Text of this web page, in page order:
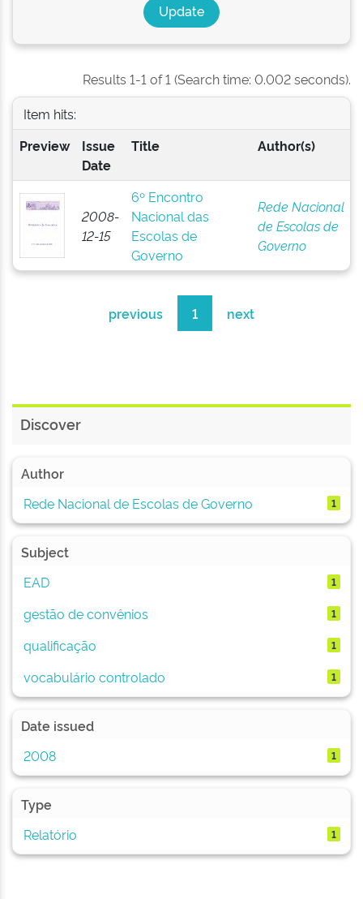
Results 1-1 of 1 (Search time: 0.002 seconds).
Item hits:
Preview
Issue
Date
Title Author(s)
2008-
12-15
6º Encontro
Nacional das
Escolas de
Governo
Rede Nacional
de Escolas de
Governo
previous 1 next
Discover
Author
Rede Nacional de Escolas de Governo
1
Subject
EAD
1
gestão de convênios 1
qualificação 1
vocabulário controlado 1
Date issued
2008
1
Type
Relatório
1